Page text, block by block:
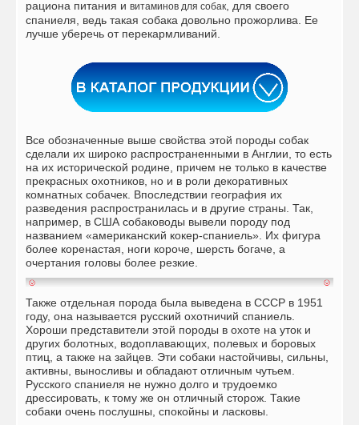
рациона питания и витаминов для собак , для своего
спаниеля, ведь такая собака довольно прожорлива. Ее
лучше уберечь от перекармливаний.
Все обозначенные выше свойства этой породы собак
сделали их широко распространенными в Англии, то есть
на их исторической родине, причем не только в качестве
прекрасных охотников, но и в роли декоративных
комнатных собачек. Впоследствии география их
разведения распространилась и в другие страны. Так,
например, в США собаководы вывели породу под
названием «американский кокер-спаниель». Их фигура
более коренастая, ноги короче, шерсть богаче, а
очертания головы более резкие.
Также отдельная порода была выведена в СССР в 1951
году, она называется русский охотничий спаниель.
Хороши представители этой породы в охоте на уток и
других болотных, водоплавающих, полевых и боровых
птиц, а также на зайцев. Эти собаки настойчивы, сильны,
активны, выносливы и обладают отличным чутьем.
Русского спаниеля не нужно долго и трудоемко
дрессировать, к тому же он отличный сторож. Такие
собаки очень послушны, спокойны и ласковы.